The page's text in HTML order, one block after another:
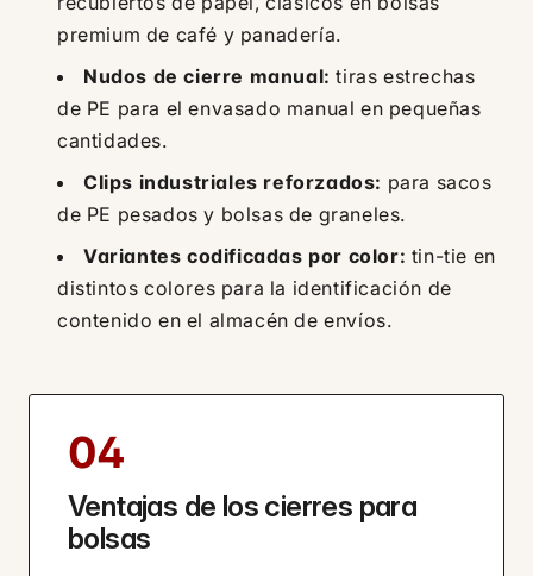
premium de café y panadería.
Nudos de cierre manual: tiras estrechas
de PE para el envasado manual en pequeñas
cantidades.
Clips industriales reforzados: para sacos
de PE pesados y bolsas de graneles.
Variantes codificadas por color: tin-tie en
distintos colores para la identificación de
contenido en el almacén de envíos.
04
Ventajas de los cierres para
bolsas